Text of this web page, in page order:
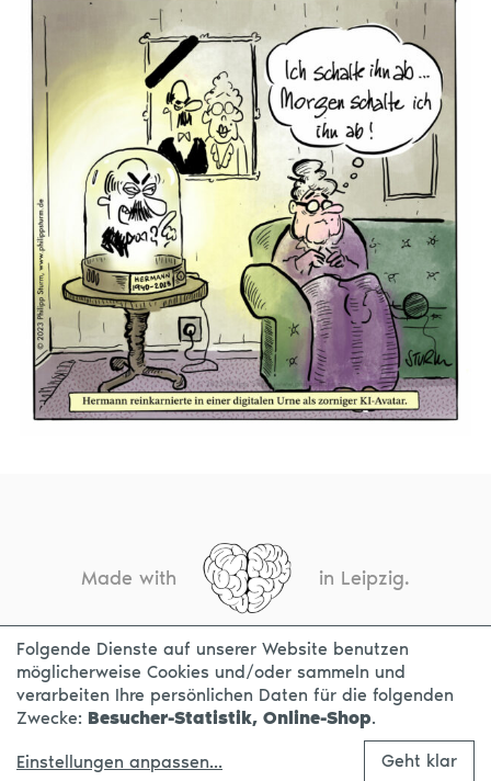
Made with in Leipzig.
KONTAKT IMPRESSUM DATENSCHUTZ
Folgende Dienste auf unserer Website benutzen
möglicherweise Cookies und/oder sammeln und
verarbeiten Ihre persönlichen Daten für die folgenden
Zwecke: Besucher-Statistik, Online-Shop.
Einstellungen anpassen... Geht klar